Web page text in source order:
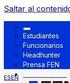
Saltar al
Estudiantes
Funcionarios
Headhunter
Prensa FEN
ESEN